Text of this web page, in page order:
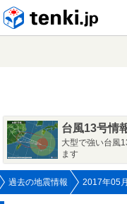
台風13号情
大型で強い台風
ます
過去の地震情報 2017年05